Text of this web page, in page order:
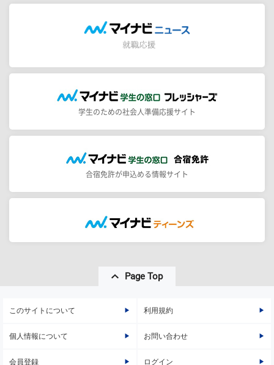
学生のための社会人準備応援サイト
合宿免許が申込める情報サイト
Page Top
このサイトについて 利用規約
個人情報について お問い合わせ
会員登録 ログイン